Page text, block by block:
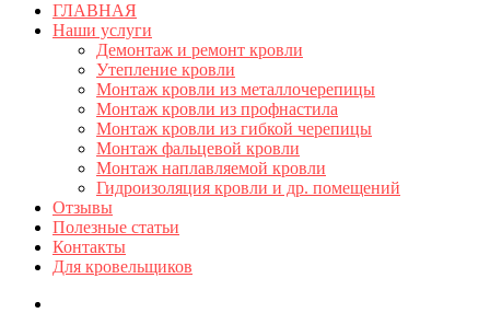
ГЛАВНАЯ
Наши услуги
Демонтаж и ремонт кровли
Утепление кровли
Монтаж кровли из металлочерепицы
Монтаж кровли из профнастила
Монтаж кровли из гибкой черепицы
Монтаж фальцевой кровли
Монтаж наплавляемой кровли
Гидроизоляция кровли и др. помещений
Отзывы
Полезные статьи
Контакты
Для кровельщиков